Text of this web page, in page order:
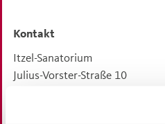
Kontakt
Itzel-Sanatorium
Julius-Vorster-Straße 10